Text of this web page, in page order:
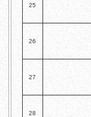
25
26
27
28